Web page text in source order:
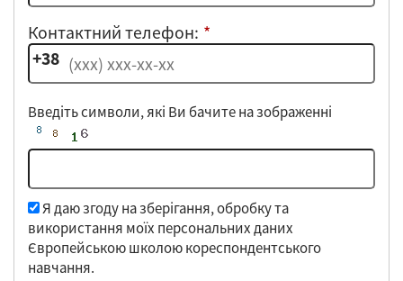
Контактний телефон:
Введіть символи,які Ви бачите на зображенні
Я даю згоду на зберігання, обробку та
використання моїх персональних даних
Європейською школою кореспондентського
навчання.